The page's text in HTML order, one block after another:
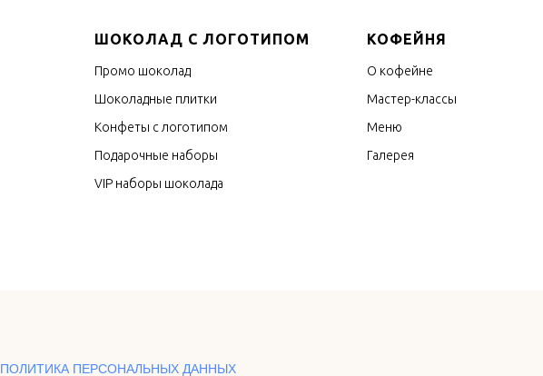
ШОКОЛАД С ЛОГОТИПОМ
Промо шоколад
Шоколадные плитки
Конфеты с логотипом
Подарочные наборы
VIP наборы шоколада
КОФЕЙНЯ
О кофейне
Мастер-классы
Меню
Галерея
ПОЛИТИКА ПЕРСОНАЛЬНЫХ ДАННЫХ